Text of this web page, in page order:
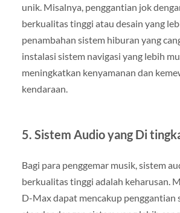
unik. Misalnya, penggantian jok
berkualitas tinggi atau desain yang
penambahan sistem hiburan yang
instalasi sistem navigasi yang lebih
meningkatkan kenyamanan dan
kendaraan.
5. Sistem Audio yang Di
Bagi para penggemar musik, sistem
berkualitas tinggi adalah keharusan.
D-Max dapat mencakup penggantian